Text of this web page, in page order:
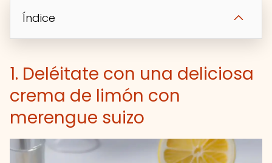
Índice
1. Deléitate con una deliciosa
crema de limón con
merengue suizo